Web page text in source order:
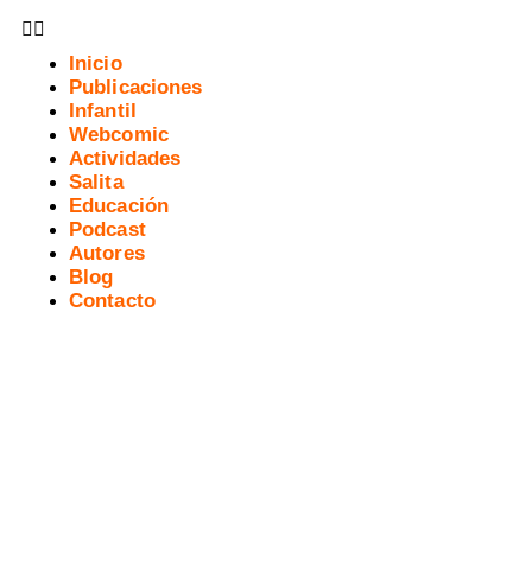
Inicio
Publicaciones
Infantil
Webcomic
Actividades
Salita
Educación
Podcast
Autores
Blog
Contacto